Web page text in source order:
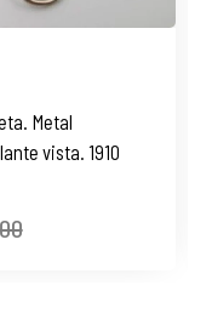
Metal
vista. 1910